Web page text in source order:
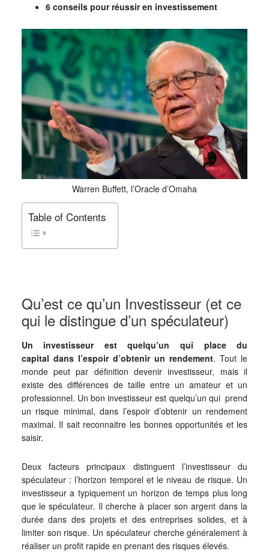
6 conseils pour réussir en investissement
Warren Buffett, l’Oracle d’Omaha
Table of Contents
Qu’est ce qu’un Investisseur (et ce
qui le distingue d’un spéculateur)
Un investisseur est quelqu’un qui place du
capital dans l’espoir d’obtenir un rendement. Tout le
monde peut par définition devenir investisseur, mais il
existe des différences de taille entre un amateur et un
professionnel. Un bon investisseur est quelqu’un qui prend
un risque minimal, dans l’espoir d’obtenir un rendement
maximal. Il sait reconnaitre les bonnes opportunités et les
saisir.
Deux facteurs principaux distinguent l’investisseur du
spéculateur : l’horizon temporel et le niveau de risque. Un
investisseur a typiquement un horizon de temps plus long
que le spéculateur. Il cherche à placer son argent dans la
durée dans des projets et des entreprises solides, et à
limiter son risque. Un spéculateur cherche généralement à
réaliser un profit rapide en prenant des risques élevés.